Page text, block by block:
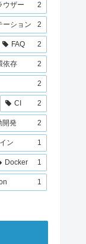
ウザー 2
ーション 2
FAQ 2
依存 2
2
CI 2
開発 2
ン 1
Docker 1
1